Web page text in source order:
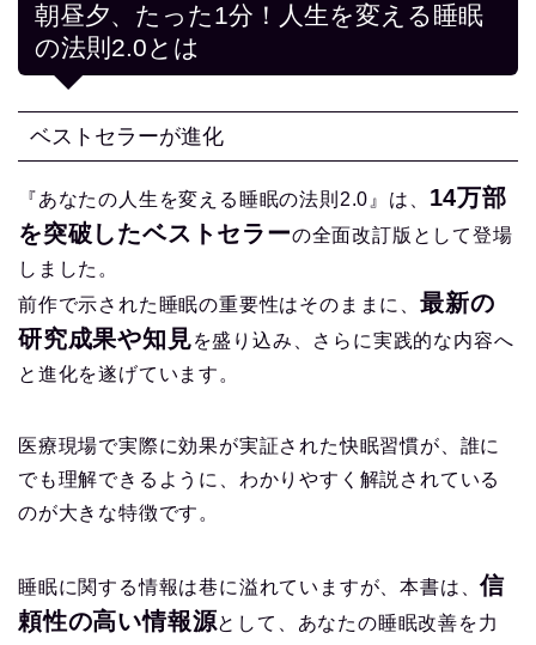
朝昼夕、たった1分！人生を変える睡眠
の法則2.0とは
ベストセラーが進化
『あなたの人生を変える睡眠の法則2.0』は、 14万部
を突破したベストセラーの全面改訂版として登場
しました。
前作で示された睡眠の重要性はそのままに、 最新の
研究成果や知見を盛り込み、さらに実践的な内容へ
と進化を遂げています。
医療現場で実際に効果が実証された快眠習慣が、誰に
でも理解できるように、わかりやすく解説されている
のが大きな特徴です。
睡眠に関する情報は巷に溢れていますが、本書は、信
頼性の高い情報源として、あなたの睡眠改善を力